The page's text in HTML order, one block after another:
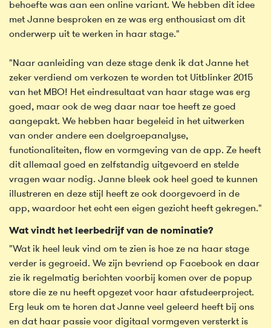
behoefte was aan een online variant. We hebben dit idee
met Janne besproken en ze was erg enthousiast om dit
onderwerp uit te werken in haar stage."
"Naar aanleiding van deze stage denk ik dat Janne het
zeker verdiend om verkozen te worden tot Uitblinker 2015
van het MBO! Het eindresultaat van haar stage was erg
goed, maar ook de weg daar naar toe heeft ze goed
aangepakt. We hebben haar begeleid in het uitwerken
van onder andere een doelgroepanalyse,
functionaliteiten, flow en vormgeving van de app. Ze heeft
dit allemaal goed en zelfstandig uitgevoerd en stelde
vragen waar nodig. Janne bleek ook heel goed te kunnen
illustreren en deze stijl heeft ze ook doorgevoerd in de
app, waardoor het echt een eigen gezicht heeft gekregen."
Wat vindt het leerbedrijf van de nominatie?
"Wat ik heel leuk vind om te zien is hoe ze na haar stage
verder is gegroeid. We zijn bevriend op Facebook en daar
zie ik regelmatig berichten voorbij komen over de popup
store die ze nu heeft opgezet voor haar afstudeerproject.
Erg leuk om te horen dat Janne veel geleerd heeft bij ons
en dat haar passie voor digitaal vormgeven versterkt is